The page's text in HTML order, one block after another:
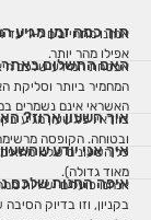
תוך כמה זמן מגיע
אפילו מהר יותר.
האם התשלום
האשראי אינם נשמרים
איך השעון ארוז?
בוודאי! כל שעון מגיע
ובטוחה. הקופסה
איך אני יודע
מאוד גדולה).
איפה החנות שלכם
אנחנו פועלים ישירות
בקניון, וזו בדיוק